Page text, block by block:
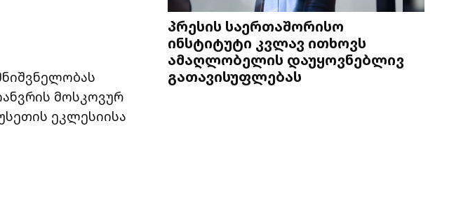
მოსკოვურ
ეკლესიისა
პრესის საერთაშორისო
ინსტიტუტი კვლავ ითხოვს
ამაღლობელის დაუყოვნებლივ
გათავისუფლებას